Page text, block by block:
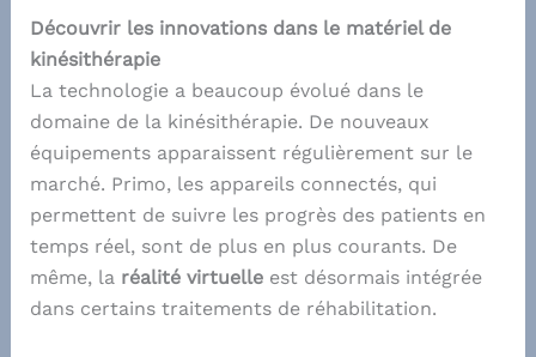
Découvrir les innovations dans le matériel de
kinésithérapie
La technologie a beaucoup évolué dans le
domaine de la kinésithérapie. De nouveaux
équipements apparaissent régulièrement sur le
marché. Primo, les appareils connectés, qui
permettent de suivre les progrès des patients en
temps réel, sont de plus en plus courants. De
même, la réalité virtuelleest désormais intégrée
dans certains traitements de réhabilitation.